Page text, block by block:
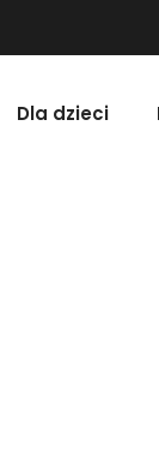
Dla dzieci